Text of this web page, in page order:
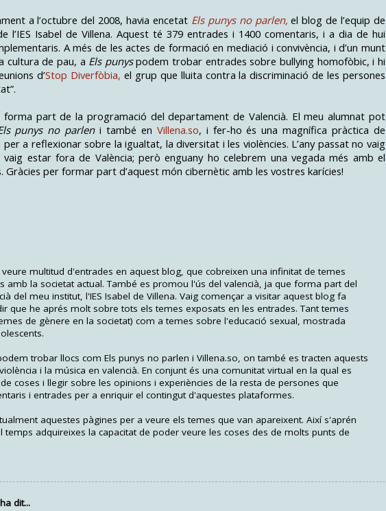
a l’octubre del 2008, havia encetat Els punys no parlen, el blog de l’equip de
l’IES Isabel de Villena. Aquest té 379 entrades i 1400 comentaris, i a dia de hui
A més de les actes de formació en mediació i convivència, i d’un munt
cultura de pau, a Els punyspodem trobar entrades sobre bullying homofòbic, i hi
d’Stop Diverfòbia, el grup que lluita contra la discriminació de les persones
part de la programació del departament de Valencià. El meu alumnat pot
punys no parleni també en Villena.so, i fer-ho és una magnífica pràctica de
a reflexionar sobre la igualtat, la diversitat i les violències. L’any passat no vaig
vaig estar fora de València; però enguany ho celebrem una vegada més amb el
Gràcies per formar part d’aquest món cibernètic amb les vostres karícies!
multitud d'entrades en aquest blog, que cobreixen una infinitat de temes
amb la societat actual. També es promou l'ús del valencià, ja que forma part del
del meu institut, l'IES Isabel de Villena. Vaig començar a visitar aquest blog fa
que he aprés molt sobre tots els temes exposats en les entrades. Tant temes
de gènere en la societat) com a temes sobre l'educació sexual, mostrada
trobar llocs com Els punys no parlen i Villena.so, on també es tracten aquests
i la música en valencià. En conjunt és una comunitat virtual en la qual es
coses i llegir sobre les opinions i experiències de la resta de persones que
i entrades per a enriquir el contingut d'aquestes plataformes.
aquestes pàgines per a veure els temes que van apareixent. Així s'aprén
temps adquireixes la capacitat de poder veure les coses des de molts punts de
dit...